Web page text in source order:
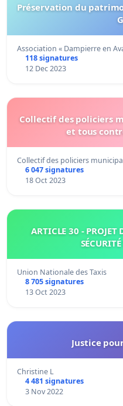
Préservation du
Association « Dampierre en
118 signatures
12 Dec 2023
Collectif des policiers
et tous
Collectif des policiers
6 047 signatures
18 Oct 2023
ARTICLE 30 - PROJET
Union Nationale des Taxis
8 705 signatures
13 Oct 2023
Justice
Christine L
4 481 signatures
3 Nov 2022